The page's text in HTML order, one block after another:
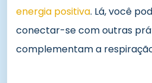
energia positiva. Lá, você
conectar-se com outras
complementam a